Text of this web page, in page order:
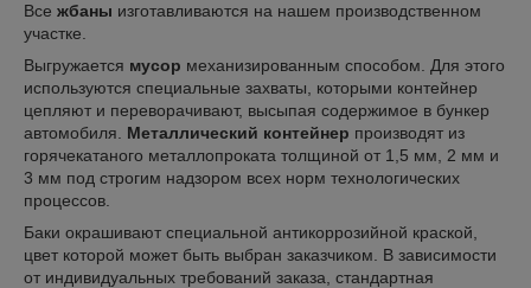
Все жбаны изготавливаются на нашем производственном
участке.
Выгружается мусор механизированным способом. Для этого
используются специальные захваты, которыми контейнер
цепляют и переворачивают, высыпая содержимое в бункер
автомобиля. Металлический контейнер производят из
горячекатаного металлопроката толщиной от 1,5 мм, 2 мм и
3 мм под строгим надзором всех норм технологических
процессов.
Баки окрашивают специальной антикоррозийной краской,
цвет которой может быть выбран заказчиком. В зависимости
от индивидуальных требований заказа, стандартная